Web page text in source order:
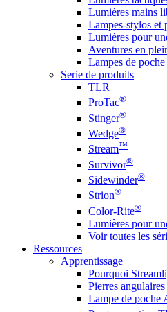
Lumières mains
Lampes-stylos et
Lumières pour
Aventures en
Lampes de
Serie de produits
TLR
ProTac®
Stinger®
Wedge®
Stream™
Survivor®
Sidewinder®
Strion®
Color-Rite®
Lumières pour
Voir toutes les
Ressources
Apprentissage
Pourquoi
Pierres
Lampe de poche